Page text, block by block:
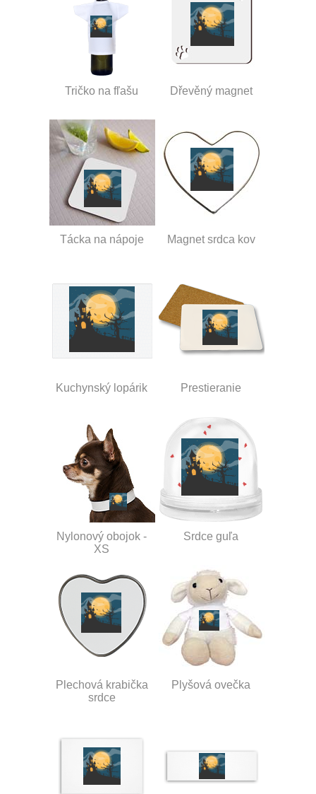
Tričko na fľašu Dřevěný magnet
Tácka na nápoje Magnet srdca kov
Kuchynský lopárik Prestieranie
Nylonový obojok -
XS
Srdce guľa
Plechová krabička
srdce
Plyšová ovečka